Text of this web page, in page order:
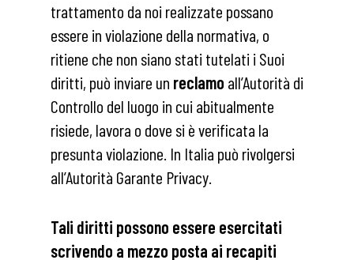
trattamento da noi realizzate possano
essere in violazione della normativa, o
ritiene che non siano stati tutelati i Suoi
diritti, può inviare un reclamo all’Autorità di
Controllo del luogo in cui abitualmente
risiede, lavora o dove si è verificata la
presunta violazione. In Italia può rivolgersi
all’Autorità Garante Privacy.
Tali diritti possono essere esercitati
scrivendo a mezzo posta ai recapiti